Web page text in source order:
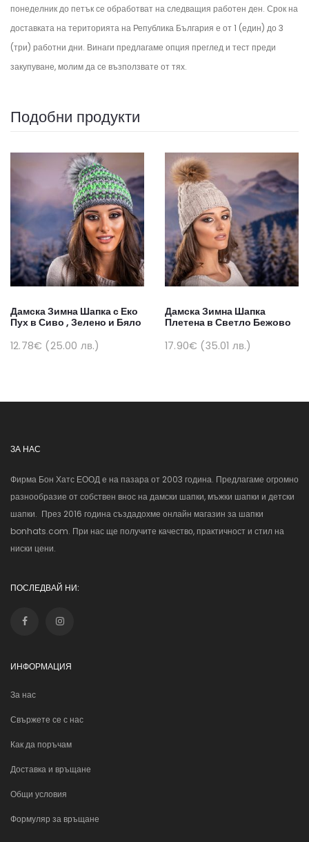
понеделник до петък се обработват на следващия работен ден. Срок на
доставката на територията на Република България е от 1 (един) до 3
(три) работни дни. Винаги предлагаме опция преглед и тест преди
закупуване, молим да се възползвате от тях.
Подобни продукти
Дамска Зимна Шапка с Еко
Пух в Сиво , Зелено и Бяло
12.78€ (25.00 лв.)
Дамска Зимна Шапка
Плетена в Светло Бежово
17.90€ (35.01 лв.)
ЗА НАС
Фирма Бон Хатс ЕООД е на пазара от 2003 година. Предлагаме огромно
разнообразие от собствен внос на дамски шапки, мъжки шапки и детски
шапки. През 2016 година създадохме онлайн магазин за шапки
bonhats.com. При нас ще получите качество, практичност и стил на
ниски цени.
ПОСЛЕДВАЙ НИ:
ИНФОРМАЦИЯ
За нас
Свържете се с нас
Как да поръчам
Доставка и връщане
Общи условия
Формуляр за връщане